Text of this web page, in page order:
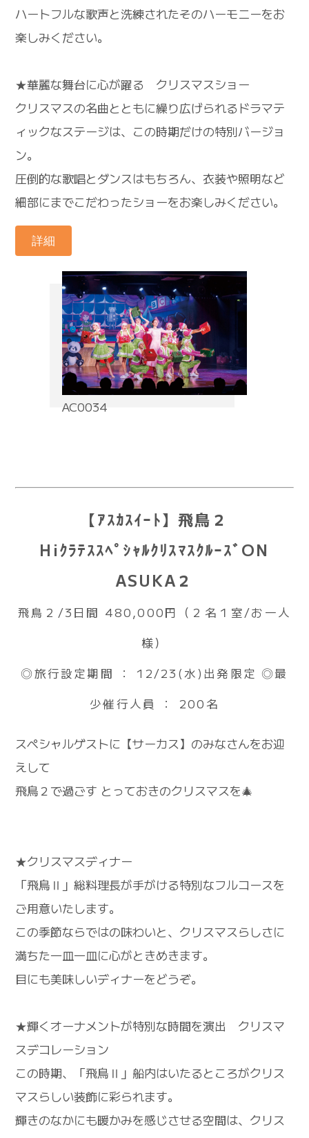
ハートフルな歌声と洗練されたそのハーモニーをお
楽しみください。
★華麗な舞台に心が躍る クリスマスショー
クリスマスの名曲とともに繰り広げられるドラマテ
ィックなステージは、この時期だけの特別バージョ
ン。
圧倒的な歌唱とダンスはもちろん、衣装や照明など
細部にまでこだわったショーをお楽しみください。
詳細
AC0034
【ｱｽｶｽｲｰﾄ】飛鳥２
HiｸﾗﾃｽｽﾍﾟｼｬﾙｸﾘｽﾏｽｸﾙｰｽﾞON
ASUKA２
飛鳥２/3日間 480,000円（２名１室/お一人
様）
◎旅行設定期間 ： 12/23(水)出発限定 ◎最
少催行人員 ： 200名
スペシャルゲストに【サーカス】のみなさんをお迎
えして
飛鳥２で過ごす とっておきのクリスマスを🎄
★クリスマスディナー
「飛鳥Ⅱ」総料理長が手がける特別なフルコースを
ご用意いたします。
この季節ならではの味わいと、クリスマスらしさに
満ちた一皿一皿に心がときめきます。
目にも美味しいディナーをどうぞ。
★輝くオーナメントが特別な時間を演出 クリスマ
スデコレーション
この時期、「飛鳥Ⅱ」船内はいたるところがクリス
マスらしい装飾に彩られます。
輝きのなかにも暖かみを感じさせる空間は、クリス